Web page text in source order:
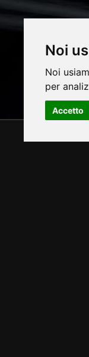
Noi
Noi
per
Accetto